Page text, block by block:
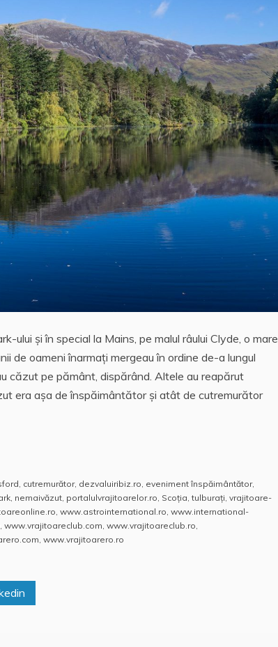
ului şi în special la Mains, pe malul râului Clyde, o mare
de oameni înarmaţi mergeau în ordine de-a lungul
căzut pe pământ, dispărând. Altele au reapărut
era aşa de înspăimântător şi atât de cutremurător
cutremurător, dezvaluiribiz.ro eveniment înspăimântător,
nemaivăzut portalulvrajitoarelor.ro Scoţia ,tulburaţi vrajitoare-
www.astrointernational.ro www.international-
www.vrajitoareclub.com www.vrajitoareclub.ro
www.vrajitoarero.ro